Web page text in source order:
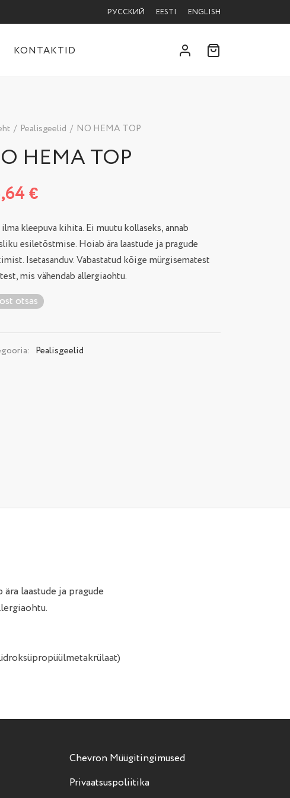
РУССКИЙ EESTI ENGLISH
KONTAKTID
/ Pealisgeelid / NO HEMA TOP
HEMA TOP
€
kleepuva kihita. Ei muutu kollaseks, annab
esiletõstmise. Hoiab ära laastude ja pragude
Isetasanduv. Vabastatud kõige mürgisematest
mis vähendab allergiaohtu.
otsas
Pealisgeelid
laastude ja pragude
Chevron Müügitingimused
Privaatsuspoliitika